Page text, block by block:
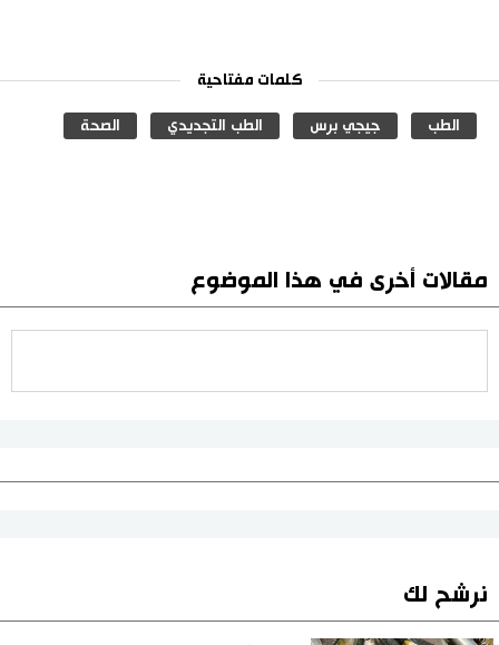
كلمات مفتاحية
الطب جيجي برس الطب التجديدي الصحة
مقالات أخرى في هذا الموضوع
نرشح لك